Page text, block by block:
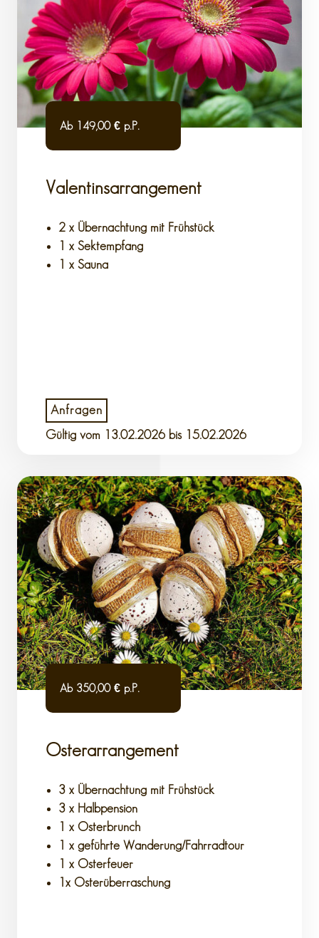
Ab 149,00 € p.P.
Valentinsarrangement
2 x Übernachtung mit Frühstück
1 x Sektempfang
1 x Sauna
Anfragen
Gültig vom 13.02.2026 bis 15.02.2026
Ab 350,00 € p.P.
Osterarrangement
3 x Übernachtung mit Frühstück
3 x Halbpension
1 x Osterbrunch
1 x geführte Wanderung/Fahrradtour
1 x Osterfeuer
1x Osterüberraschung